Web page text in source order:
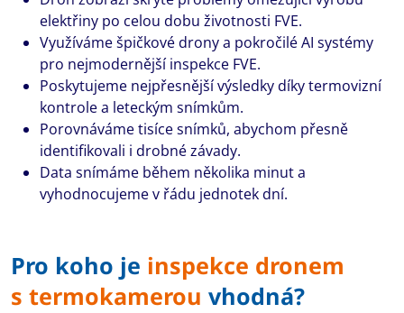
elektřiny po celou dobu životnosti FVE.
Využíváme špičkové drony a pokročilé AI systémy
pro nejmodernější inspekce FVE.
Poskytujeme nejpřesnější výsledky díky termovizní
kontrole a leteckým snímkům.
Porovnáváme tisíce snímků, abychom přesně
identifikovali i drobné závady.
Data snímáme během několika minut a
vyhodnocujeme v řádu jednotek dní.
Pro koho je inspekce dronem
s termokamerou vhodná?